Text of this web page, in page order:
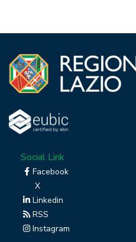
Social Link
Facebook
X
Linkedin
RSS
Instagram